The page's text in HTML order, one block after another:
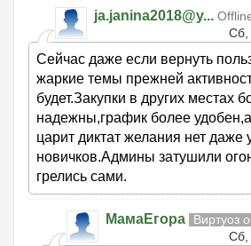
ja.janina2018@y...
Сб,
Сейчас даже если вернуть
жаркие темы прежней
будет.Закупки в других местах
надежны,график более
царит диктат желания нет даже
новичков.Админы затушили
грелись сами.
МамаЕгора Виртуоз
Сб,